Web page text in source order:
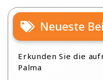
Neueste
Erkunden Sie die
Palma